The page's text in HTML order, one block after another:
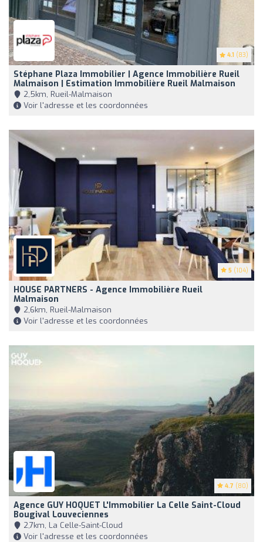
4.1 (83)
Stéphane Plaza Immobilier | Agence Immobilière Rueil
Malmaison | Estimation Immobilière Rueil Malmaison
2,5km, Rueil-Malmaison
Voir l'adresse et les coordonnées
5 (104)
HOUSE PARTNERS - Agence Immobilière Rueil
Malmaison
2,6km, Rueil-Malmaison
Voir l'adresse et les coordonnées
4.7 (80)
Agence GUY HOQUET L'Immobilier La Celle Saint-Cloud
Bougival Louveciennes
2,7km, La Celle-Saint-Cloud
Voir l'adresse et les coordonnées